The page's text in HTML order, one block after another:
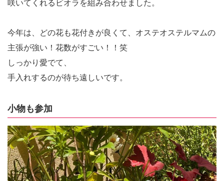
咲いてくれるビオラを組み合わせました。
今年は、どの花も花付きが良くて、オステオステルマムの
主張が強い！花数がすごい！！笑
しっかり愛でて、
手入れするのが待ち遠しいです。
小物も参加